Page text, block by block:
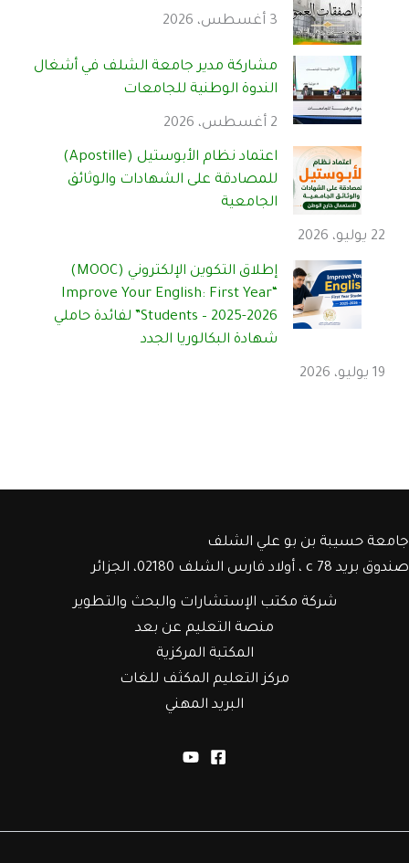
3 أغسطس، 2026
مشاركة مدير جامعة الشلف في أشغال
الندوة الوطنية للجامعات
2 أغسطس، 2026
اعتماد نظام الأبوستيل (Apostille)
للمصادقة على الشهادات والوثائق
الجامعية
22 يوليو، 2026
إطلاق التكوين الإلكتروني (MOOC)
“Improve Your English: First Year
Students – 2025-2026” لفائدة حاملي
شهادة البكالوريا الجدد
19 يوليو، 2026
جامعة حسيبة بن بو علي الشلف
صندوق بريد c 78 ، أولاد فارس الشلف 02180، الجزائر
شركة مكتب الإستشارات والبحث والتطوير
منصة التعليم عن بعد
المكتبة المركزية
مركز التعليم المكثف للغات
البريد المهني